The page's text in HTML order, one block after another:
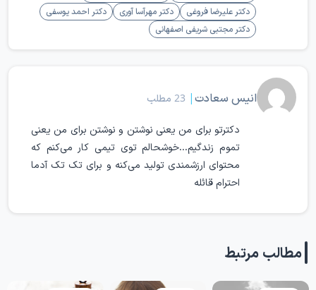
دکتر علیرضا فروغی
دکتر مهرآسا آوری
دکتر احمد یوسفی
دکتر مجتبی شریفی اصفهانی
انیس سعادت| 23 مطلب
دکترتو برای من یعنی نوشتن و نوشتن برای من یعنی
تموم زندگیم...خوشحالم توی تیمی کار می‌کنم که
محتوای ارزشمندی تولید می‌کنه و برای تک تک آدما
احترام قائله
مطالب مرتبط